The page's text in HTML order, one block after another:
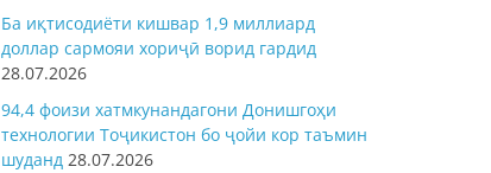
Ба иқтисодиёти кишвар 1,9 миллиард
доллар сармояи хориҷӣ ворид гардид
28.07.2026
94,4 фоизи хатмкунандагони Донишгоҳи
технологии Тоҷикистон бо ҷойи кор таъмин
шуданд 28.07.2026